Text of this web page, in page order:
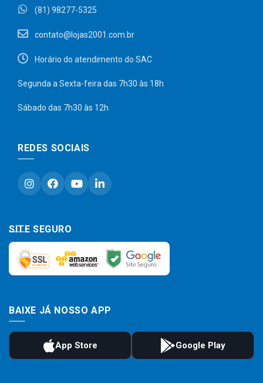
(81) 98277-5325
contato@lojas2001.com.br
Horário do atendimento do SAC
Segunda a Sexta-feira das 7h30 às 18h
Sábado das 7h30 às 12h
REDES SOCIAIS
SITE SEGURO
BAIXE JÁ NOSSO APP